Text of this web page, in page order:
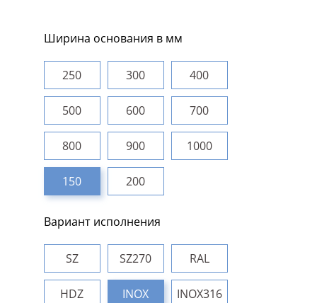
Ширина основания в мм
250 300 400
500 600 700
800 900 1000
150 200
Вариант исполнения
SZ SZ270 RAL
HDZ INOX INOX316